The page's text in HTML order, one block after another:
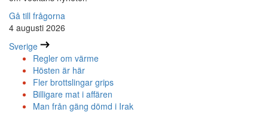
Gå till frågorna
4 augusti 2026
Sverige
Regler om värme
Hösten är här
Fler brottslingar grips
Billigare mat i affären
Man från gäng dömd i Irak